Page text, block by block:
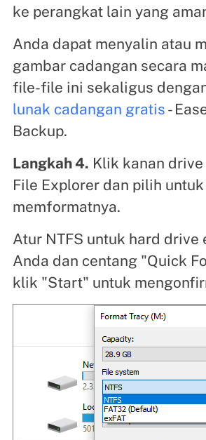
ke perangkat lain yang
Anda dapat menyalin atau
gambar cadangan secara
file-file ini sekaligus
lunak cadangan gratis -
Backup.
Langkah 4. Klik kanan
File Explorer dan pilih untuk
memformatnya.
Atur NTFS untuk hard drive
Anda dan centang "Quick
klik "Start" untuk